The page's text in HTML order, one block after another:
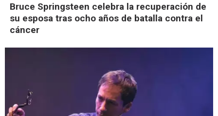
Bruce Springsteen celebra la recuperación de
su esposa tras ocho años de batalla contra el
cáncer